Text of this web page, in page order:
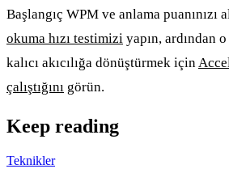
Başlangıç WPM ve anlama puanınızı
okuma hızı testimizi yapın, ardından
kalıcı akıcılığa dönüştürmek için
çalıştığını görün.
Keep reading
Teknikler